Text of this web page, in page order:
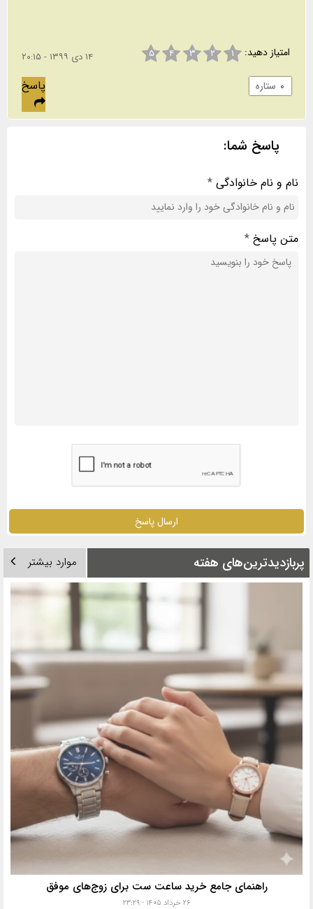
امتیاز دهید: ۱ ۲ ۳ ۴ ۵ ۱۴ دی ۱۳۹۹ - ۲۰:۱۵
۰ ستاره پاسخ
پاسخ شما:
نام و نام خانوادگی *
متن پاسخ *
ارسال پاسخ
پربازدیدترین‌های هفته موارد بیشتر
راهنمای جامع خرید ساعت ست برای زوج‌های موفق
۲۶ خرداد ۱۴۰۵ - ۲۳:۲۹